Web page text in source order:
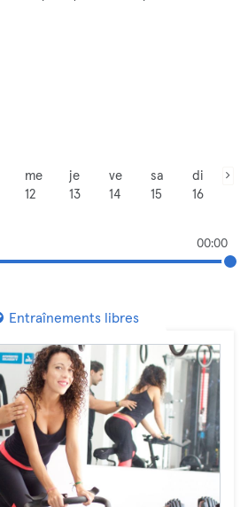
me
12
je
13
ve
14
sa
15
di
16
00:00
Entraînements libres